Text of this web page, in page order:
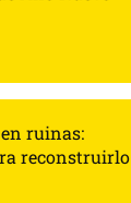
ruinas:
reconstruirlo